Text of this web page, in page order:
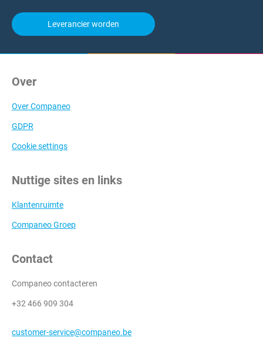
Leverancier worden
Over
Over Companeo
GDPR
Cookie settings
Nuttige sites en links
Klantenruimte
Companeo Groep
Contact
Companeo contacteren
+32 466 909 304
customer-service@companeo.be